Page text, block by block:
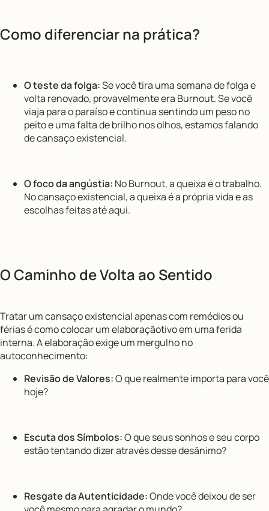
Como diferenciar na prática?
O teste da folga:Se você tira uma semana de folga e
volta renovado, provavelmente era Burnout. Se você
viaja para o paraíso e continua sentindo um peso no
peito e uma falta de brilho nos olhos, estamos falando
de cansaço existencial.
O foco da angústia: No Burnout, a queixa é o trabalho.
No cansaço existencial, a queixa é a própria vida e as
escolhas feitas até aqui.
O Caminho de Volta ao Sentido
Tratar um cansaço existencial apenas com remédios ou
férias é como colocar um elaboraçãotivo em uma ferida
interna. A elaboração exige um mergulho no
autoconhecimento:
Revisão de Valores:O que realmente importa para você
hoje?
Escuta dos Símbolos:O que seus sonhos e seu corpo
estão tentando dizer através desse desânimo?
Resgate da Autenticidade:Onde você deixou de ser